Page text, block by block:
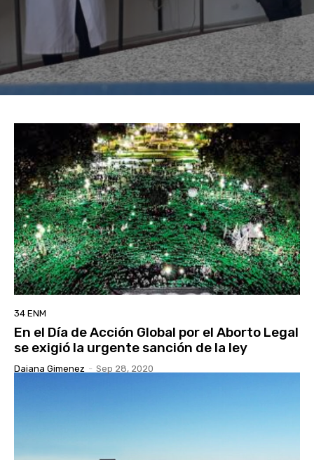
34 ENM
En el Día de Acción Global por el Aborto Legal
se exigió la urgente sanción de la ley
Daiana Gimenez - Sep 28, 2020